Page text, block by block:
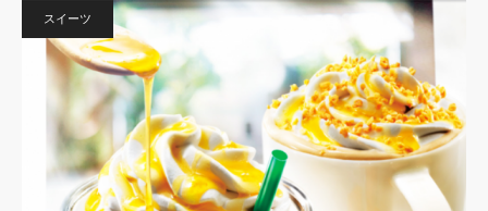
スイーツ